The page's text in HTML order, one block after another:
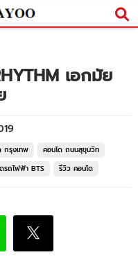
เอกมัย
กรุงเทพ
คอนโด ถนนสุขุมวิท
รถไฟฟ้า BTS รีวิว คอนโด